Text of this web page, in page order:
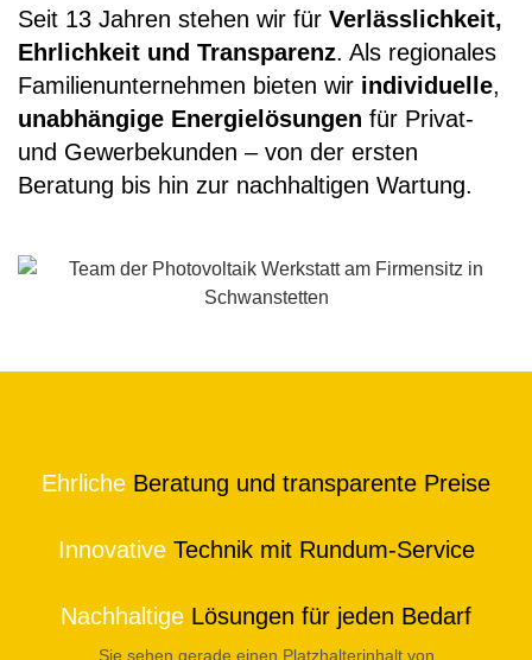
Seit 13 Jahren stehen wir für Verlässlichkeit,
Ehrlichkeit und Transparenz. Als regionales
Familienunternehmen bieten wir individuelle,
unabhängige Energielösungen für Privat-
und Gewerbekunden – von der ersten
Beratung bis hin zur nachhaltigen Wartung.
Ehrliche Beratung und transparente Preise
InnovativeTechnik mit Rundum-Service
Nachhaltige Lösungen für jeden Bedarf
Sie sehen gerade einen Platzhalterinhalt von